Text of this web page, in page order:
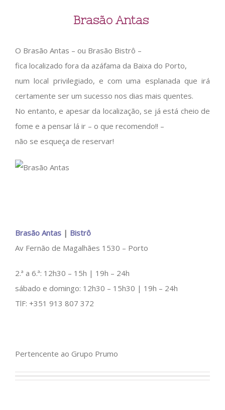
Brasão Antas
O Brasão Antas – ou Brasão Bistrô –
fica localizado fora da azáfama da Baixa do Porto,
num local privilegiado, e com uma esplanada que irá
certamente ser um sucesso nos dias mais quentes.
No entanto, e apesar da localização, se já está cheio de
fome e a pensar lá ir – o que recomendo!! –
não se esqueça de reservar!
Brasão Antas | Bistrô
Av Fernão de Magalhães 1530 – Porto
2.ª a 6.ª: 12h30 – 15h | 19h – 24h
sábado e domingo: 12h30 – 15h30 | 19h – 24h
TlF: +351 913 807 372
Pertencente ao Grupo Prumo